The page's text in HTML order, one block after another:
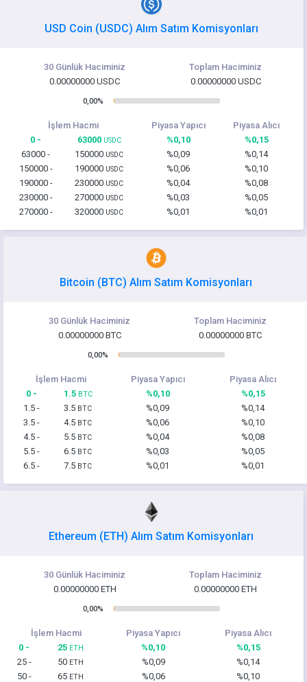
USD Coin (USDC) Alım Satım Komisyonları
30 Günlük Haciminiz
Toplam Haciminiz
0.00000000 USDC
0.00000000 USDC
0,00%
İşlem Hacmi Piyasa Yapıcı
Piyasa Alıcı
0 -
63000 USDC %0,10
%0,15
63000 -
150000 USDC %0,09
%0,14
150000 -
190000 USDC %0,06
%0,10
190000 -
230000 USDC %0,04
%0,08
230000 -
270000 USDC %0,03
%0,05
270000 -
320000 USDC %0,01 %0,01
Bitcoin (BTC) Alım Satım Komisyonları
30 Günlük Haciminiz
Toplam Haciminiz
0.00000000 BTC
0.00000000 BTC
0,00%
İşlem Hacmi Piyasa Yapıcı
Piyasa Alıcı
0 -
1.5 BTC %0,10
%0,15
1.5 -
3.5 BTC %0,09
%0,14
3.5 -
4.5 BTC %0,06
%0,10
4.5 -
5.5 BTC %0,04
%0,08
5.5 -
6.5 BTC %0,03
%0,05
6.5 -
7.5 BTC %0,01 %0,01
Ethereum (ETH) Alım Satım Komisyonları
30 Günlük Haciminiz
Toplam Haciminiz
0.00000000 ETH
0.00000000 ETH
0,00%
İşlem Hacmi Piyasa Yapıcı
Piyasa Alıcı
0 -
25 ETH %0,10
%0,15
25 -
50 ETH %0,09
%0,14
50 -
65 ETH %0,06
%0,10